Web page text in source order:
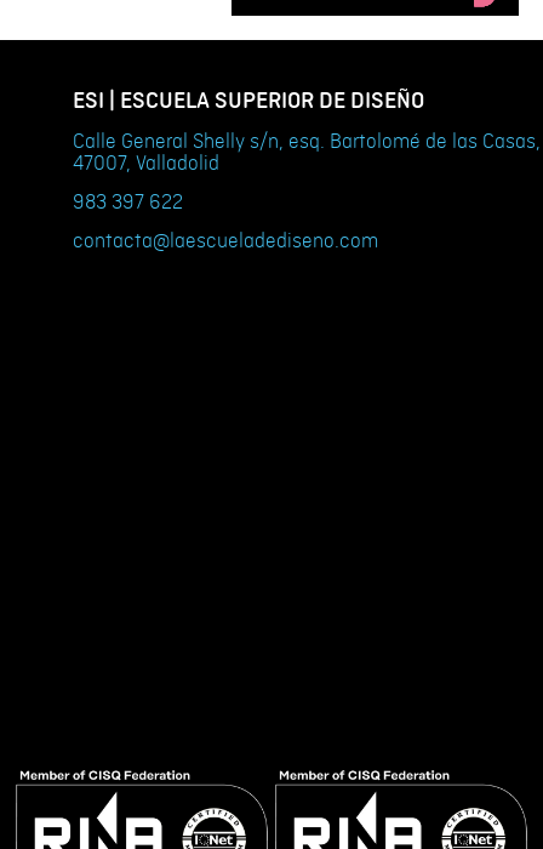
ESI | ESCUELA SUPERIOR DE DISEÑO
Calle General Shelly s/n, esq. Bartolomé de las Casas,
47007, Valladolid
983 397 622
contacta@laescueladediseno.com